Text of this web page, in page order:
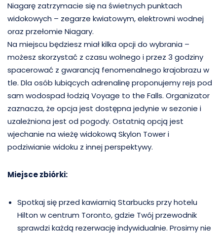
Niagarę zatrzymacie się na świetnych punktach
widokowych – zegarze kwiatowym, elektrowni wodnej
oraz przełomie Niagary.
Na miejscu będziesz miał kilka opcji do wybrania –
możesz skorzystać z czasu wolnego i przez 3 godziny
spacerować z gwarancją fenomenalnego krajobrazu w
tle. Dla osób lubiących adrenalinę proponujemy rejs pod
sam wodospad łodzią Voyage to the Falls. Organizator
zaznacza, że opcja jest dostępna jedynie w sezonie i
uzależniona jest od pogody. Ostatnią opcją jest
wjechanie na wieżę widokową Skylon Tower i
podziwianie widoku z innej perspektywy.
Miejsce zbiórki:
Spotkaj się przed kawiarnią Starbucks przy hotelu
Hilton w centrum Toronto, gdzie Twój przewodnik
sprawdzi każdą rezerwację indywidualnie. Prosimy nie